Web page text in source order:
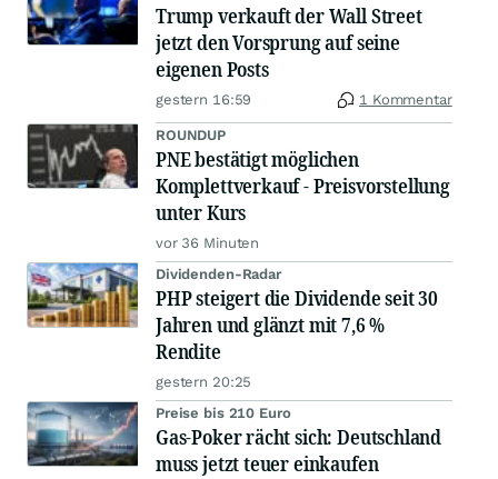
Trump verkauft der Wall Street
jetzt den Vorsprung auf seine
eigenen Posts
gestern 16:59 1 Kommentar
ROUNDUP
PNE bestätigt möglichen
Komplettverkauf - Preisvorstellung
unter Kurs
vor 36 Minuten
Dividenden-Radar
PHP steigert die Dividende seit 30
Jahren und glänzt mit 7,6 %
Rendite
gestern 20:25
Preise bis 210 Euro
Gas-Poker rächt sich: Deutschland
muss jetzt teuer einkaufen